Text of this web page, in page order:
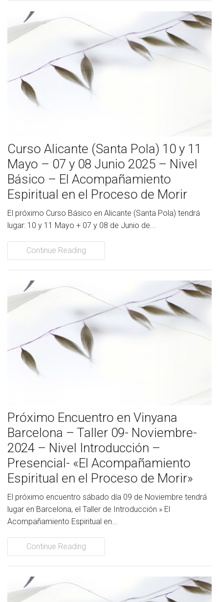
Curso Alicante (Santa Pola) 10 y 11
Mayo – 07 y 08 Junio 2025 – Nivel
Básico – El Acompañamiento
Espiritual en el Proceso de Morir
El próximo Curso Básico en Alicante (Santa Pola) tendrá
lugar: 10 y 11 Mayo + 07 y 08 de Junio de...
Continue Reading
Próximo Encuentro en Vinyana
Barcelona – Taller 09- Noviembre-
2024 – Nivel Introducción –
Presencial- «El Acompañamiento
Espiritual en el Proceso de Morir»
El próximo encuentro sábado día 09 de Noviembre tendrá
lugar en Barcelona, el Taller de Introducción » El
Acompañamiento Espiritual en...
Continue Reading